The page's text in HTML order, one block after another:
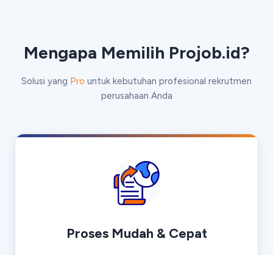
Mengapa Memilih Projob.id?
Solusi yang Pro untuk kebutuhan profesional rekrutmen
perusahaan Anda
Proses Mudah & Cepat